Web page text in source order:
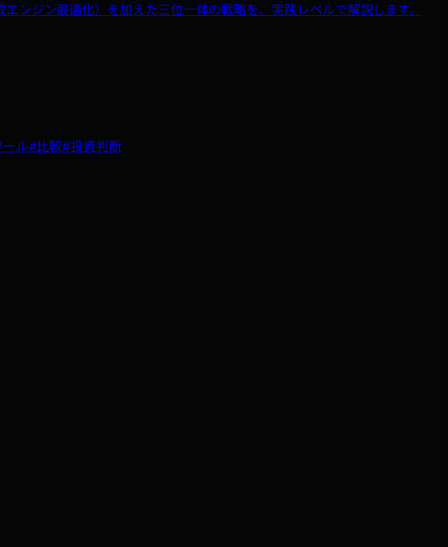
ンジン最適化）を加えた三位一体の戦略を、実践レベルで解説します。
ル#比較#投資判断